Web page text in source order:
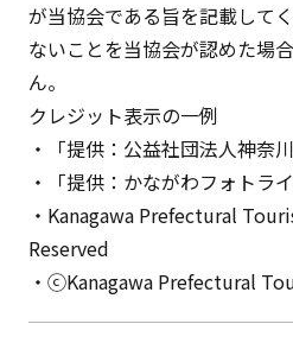
が当協会である旨を記載して
ないことを当協会が認めた場
ん。
クレジット表示の一例
・「提供：公益社団法人神奈
・「提供：かながわフォトラ
・Kanagawa Prefectural
Reserved
・ⓒKanagawa Prefectural